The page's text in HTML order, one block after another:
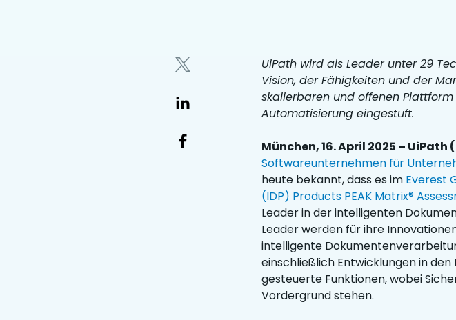
UiPath wird als Leader unter 29
Vision, der Fähigkeiten und der
skalierbaren und offenen
Automatisierung eingestuft.
München, 16. April 2025 – UiPath
Softwareunternehmen für
heute bekannt, dass es im Everest
(IDP) Products PEAK Matrix®
Leader in der intelligenten
Leader werden für ihre
intelligente
einschließlich Entwicklungen in den
gesteuerte Funktionen, wobei
Vordergrund stehen.